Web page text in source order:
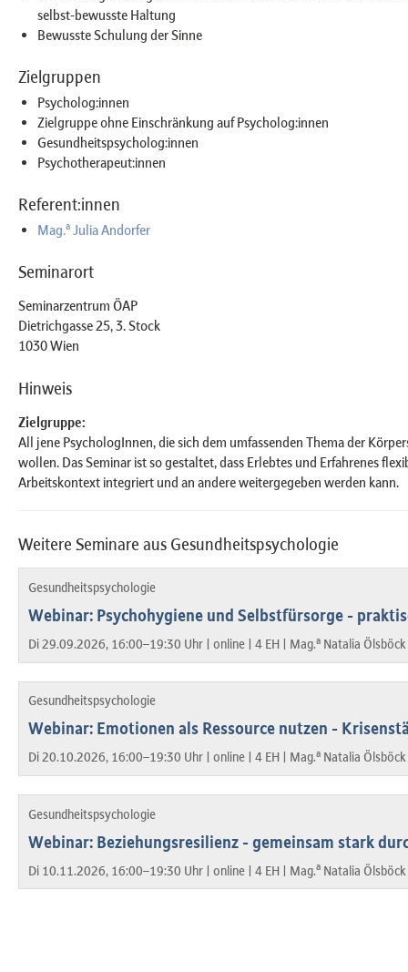
selbst-bewusste Haltung
Bewusste Schulung der Sinne
Zielgruppen
Psycholog:innen
Zielgruppe ohne Einschränkung auf Psycholog:innen
Gesundheitspsycholog:innen
Psychotherapeut:innen
Referent:innen
Mag. a Julia Andorfer
Seminarort
Seminarzentrum ÖAP
Dietrichgasse 25, 3. Stock
1030 Wien
Hinweis
Zielgruppe:
All jene PsychologInnen, die sich dem umfassenden Thema der
wollen. Das Seminar ist so gestaltet, dass Erlebtes und Erfahrenes
Arbeitskontext integriert und an andere weitergegeben werden kann.
Weitere Seminare aus Gesundheitspsychologie
Gesundheitspsychologie
Webinar: Psychohygiene und Selbstfürsorge -
Di 29.09.2026, 16:00–19:30 Uhr | online | 4 EH | Mag.a Natalia Ölsböck
Gesundheitspsychologie
Webinar: Emotionen als Ressource nutzen -
Di 20.10.2026, 16:00–19:30 Uhr | online | 4 EH | Mag.a Natalia Ölsböck
Gesundheitspsychologie
Webinar: Beziehungsresilienz - gemeinsam stark
Di 10.11.2026, 16:00–19:30 Uhr | online | 4 EH | Mag.a Natalia Ölsböck